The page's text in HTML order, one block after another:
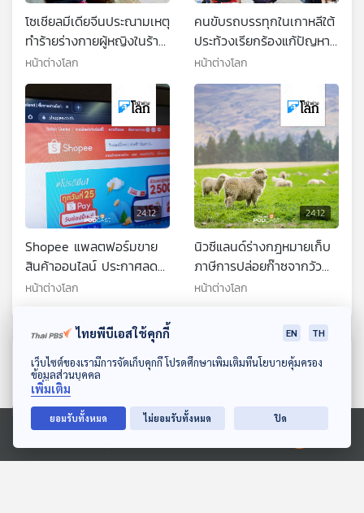
ดาวน์โหลด Thai PBS Podcast Application
Ⓒ 2020 องค์การกระจายเสียงและแพร่ภาพสาธารณะแห่งประเทศไทย
โซเชียลมีเดียจีนประณามเหตุ
ทำร้ายร่างกายผู้หญิงในร้าน
อาหาร
หน้าต่างโลก
คนขับรถบรรทุกในเกาหลีใต้
ประท้วงเรียกร้องแก้ปัญหา
ราคาเชื้อเพลิง
หน้าต่างโลก
24:12
Shopee แพลตฟอร์มขาย
สินค้าออนไลน์ ประกาศลด
พนักงานในหลายประเทศ
หน้าต่างโลก
24:12
นิวซีแลนด์ร่างกฎหมายเก็บ
ภาษีการปล่อยก๊าซจากวัว
และแกะ
หน้าต่างโลก
ตอนที่เกี่ยวข้อง
ไทยพีบีเอสใช้คุกกี้ EN TH
เว็บไซต์ของเรามีการจัดเก็บคุกกี้ โปรดศึกษาเพิ่มเติมที่นโยบายคุ้มครอง
ข้อมูลส่วนบุคคล
เพิ่มเติม
ยอมรับทั้งหมด ไม่ยอมรับทั้งหมด ปิด